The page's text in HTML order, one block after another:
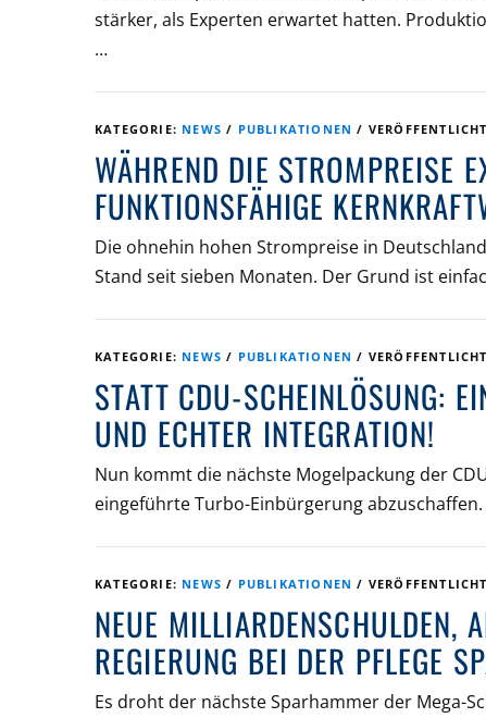
stärker, als Experten erwartet hatten.
…
KATEGORIE: NEWS / PUBLIKATIONEN /
WÄHREND DIE STROMPREISE
FUNKTIONSFÄHIGE
Die ohnehin hohen Strompreise in
Stand seit sieben Monaten. Der Grund ist
KATEGORIE: NEWS / PUBLIKATIONEN /
STATT CDU-SCHEINLÖSUNG:
UND ECHTER INTEGRATION!
Nun kommt die nächste Mogelpackung der
eingeführte Turbo-Einbürgerung
KATEGORIE: NEWS / PUBLIKATIONEN /
NEUE MILLIARDENSCHULDEN,
REGIERUNG BEI DER PFLEGE
Es droht der nächste Sparhammer der Mega-